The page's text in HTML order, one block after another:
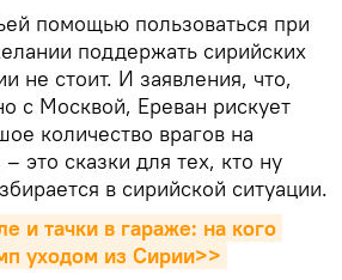
помощью пользоваться при
поддержать сирийских
не стоит. И заявления, что,
с Москвой, Ереван рискует
количество врагов на
это сказки для тех, кто ну
в сирийской ситуации.
и тачки в гараже: на кого
уходом из Сирии>>